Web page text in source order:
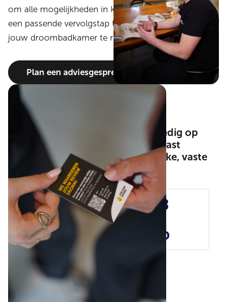
om alle mogelijkheden in kaart te brengen en om
een passende vervolgstap te bespreken. Alles om
jouw droombadkamer te realiseren!
Plan een adviesgesprek
Jouwdroombadkamer, volledig op
maat gemaakt met één vast
aanspreekpunt en een duidelijke, vaste
prijs.
462 reviews 9,8
provided by
Google Reviews
4.7